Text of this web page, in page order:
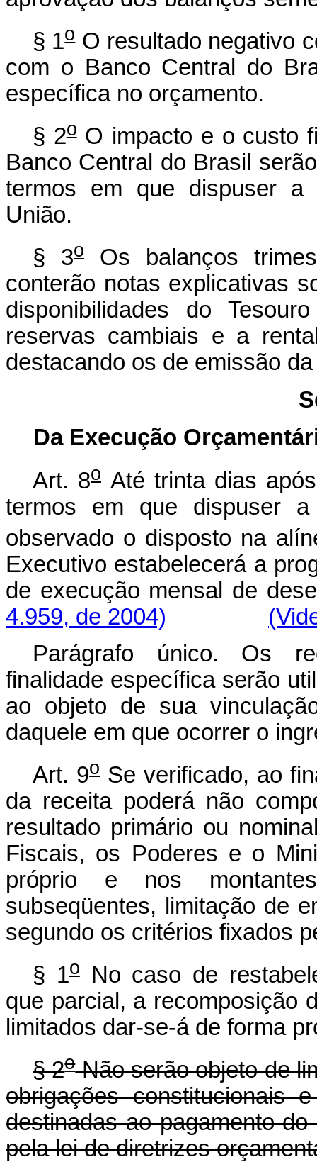
§ 1oO resultado negativo
com o Banco Central do
específica no orçamento.
§ 2oO impacto e o custo
Banco Central do Brasil
termos em que dispuser a
União.
§ 3o
Os balanços
conterão notas explicativas
disponibilidades do
reservas cambiais e a
destacando os de emissão
Da Execução
Art. 8o Até trinta dias
termos em que dispuser
observado o disposto na
Executivo estabelecerá a
de execução mensal
4.959, de 2004)
Parágrafo único. Os
finalidade específica serão
ao objeto de sua
daquele em que ocorrer o
Art. 9o Se verificado, ao
da receita poderá não
resultado primário ou
Fiscais, os Poderes e o
próprio e nos
subseqüentes, limitação de
segundo os critérios fixados
§ 1oNo caso de
que parcial, a recomposição
limitados dar-se-á de forma
§ 2oNão serão objeto de
obrigações constitucionais
destinadas ao pagamento
pela lei de diretrizes